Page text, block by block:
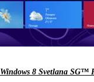
8 Svetlana SG™